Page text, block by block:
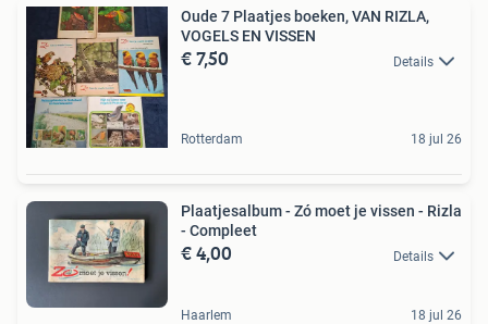
Oude 7 Plaatjes boeken, VAN RIZLA,
VOGELS EN VISSEN
€ 7,50 Details
Rotterdam 18 jul 26
Plaatjesalbum - Zó moet je vissen - Rizla
- Compleet
€ 4,00 Details
Haarlem 18 jul 26